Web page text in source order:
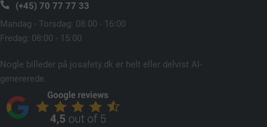
(+45) 70 77 77 33
Mandag - Torsdag: 08:00 - 16:00
Fredag: 08:00 - 15:00
Nogle billeder på josafety.dk er helt eller delvist AI-
genererede.